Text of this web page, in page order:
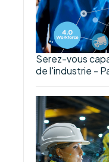
Serez-vous
de l'industrie -